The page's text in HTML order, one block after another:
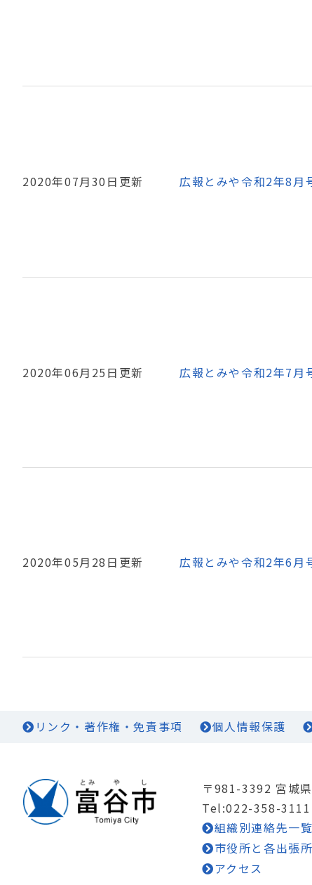
2020年07月30日更新 広報とみや令和2年8月
2020年06月25日更新 広報とみや令和2年7月
2020年05月28日更新 広報とみや令和2年6月
リンク・著作権・免責事項 個人情報保護
〒981-3392 宮城
Tel:022-358-3111
組織別連絡先一覧
市役所と各出張
アクセス